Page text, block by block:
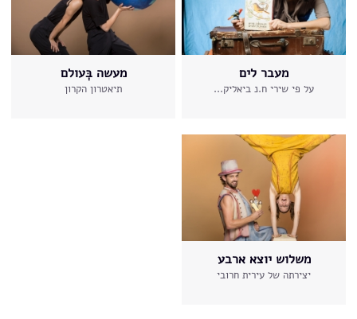
מעבר לים
על פי שירי ח.נ ביאליק...
מעשה בְּעולם
תיאטרון הקרון
משלוש יוצא ארבע
יצירתה של עירית חרובי